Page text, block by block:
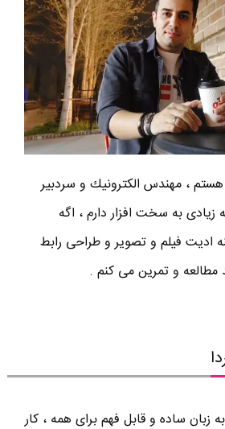
، مهندس الكترونيك و سردبير
زیادی به سخت افزار دارم ، اگه
ادیت فیلم و تصویر و طراحی رابط
مطالعه و تمرین می کنم .
ساده و قابل فهم برای همه ، کار